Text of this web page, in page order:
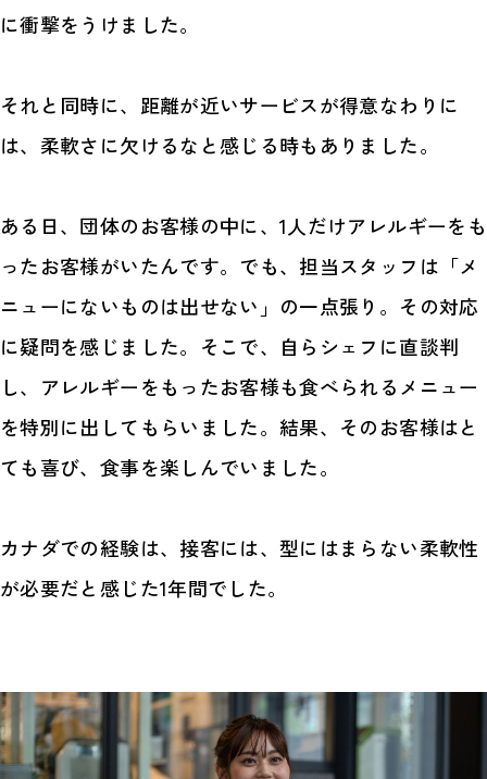
に衝撃をうけました。
それと同時に、距離が近いサービスが得意なわりに
は、柔軟さに欠けるなと感じる時もありました。
ある日、団体のお客様の中に、1人だけアレルギーをも
ったお客様がいたんです。でも、担当スタッフは「メ
ニューにないものは出せない」の一点張り。その対応
に疑問を感じました。そこで、自らシェフに直談判
し、アレルギーをもったお客様も食べられるメニュー
を特別に出してもらいました。結果、そのお客様はと
ても喜び、食事を楽しんでいました。
カナダでの経験は、接客には、型にはまらない柔軟性
が必要だと感じた1年間でした。